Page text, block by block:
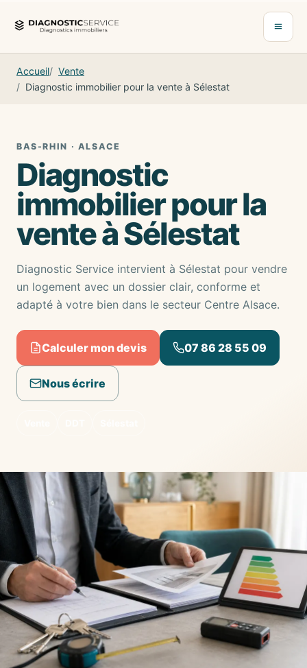
Ouvrir
Accueil
Vente
Diagnostic immobilier pour la vente à Sélestat
BAS-RHIN · ALSACE
Diagnostic
immobilier pour la
vente à Sélestat
Diagnostic Service intervient à Sélestat pour vendre
un logement avec un dossier clair, conforme et
adapté à votre bien dans le secteur Centre Alsace.
Calculer mon devis 07 86 28 55 09
Nous écrire